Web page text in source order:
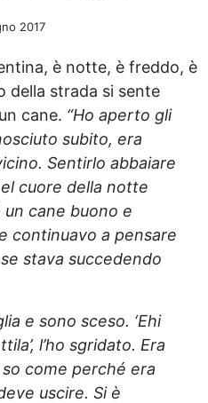
2017
è notte, è freddo, è
della strada si sente
cane. “Ho aperto gli
subito, era
Sentirlo abbaiare
cuore della notte
cane buono e
continuavo a pensare
stava succedendo
e sono sceso. ‘Ehi
l’ho sgridato. Era
come perché era
uscire. Si è